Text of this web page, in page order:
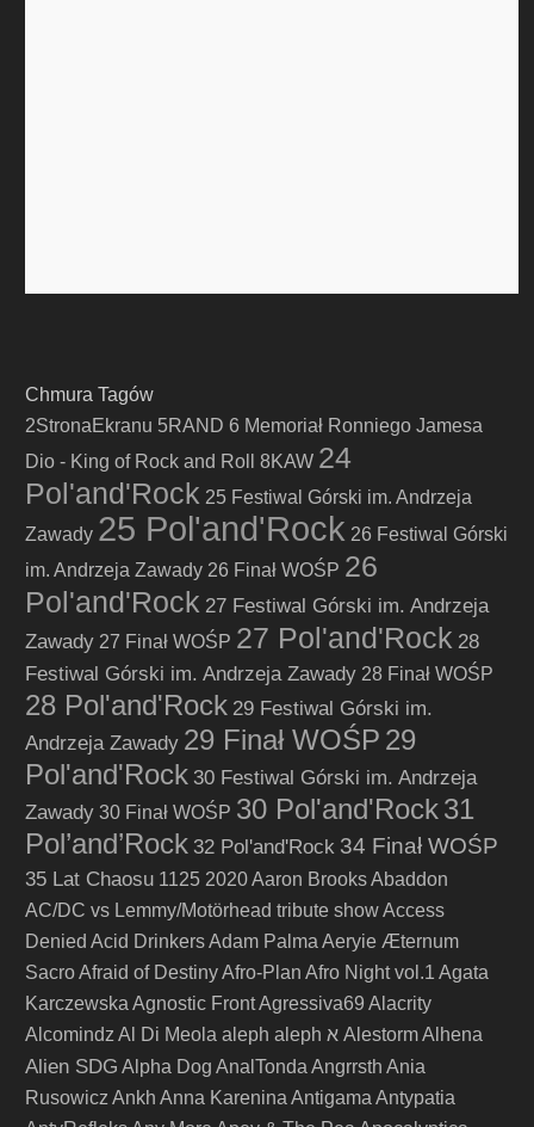
Chmura Tagów
2StronaEkranu 5RAND 6 Memoriał Ronniego Jamesa
Dio - King of Rock and Roll
8KAW 24
Pol'and'Rock 25 Festiwal Górski im. Andrzeja
Zawady 25 Pol'and'Rock 26 Festiwal Górski
im. Andrzeja Zawady 26 Finał WOŚP 26
Pol'and'Rock 27 Festiwal Górski im. Andrzeja
Zawady 27 Finał WOŚP 27 Pol'and'Rock 28
Festiwal Górski im. Andrzeja Zawady 28 Finał WOŚP
28 Pol'and'Rock 29 Festiwal Górski im.
Andrzeja Zawady 29 Finał WOŚP 29
Pol'and'Rock 30 Festiwal Górski im. Andrzeja
Zawady 30 Finał WOŚP 30 Pol'and'Rock31
Pol’and’Rock 32 Pol'and'Rock 34 Finał WOŚP
35 Lat Chaosu 1125 2020Aaron BrooksAbaddon
AC/DC vs Lemmy/Motörhead tribute showAccess
Denied Acid DrinkersAdam Palma Aeryie Æternum
SacroAfraid of DestinyAfro-Plan Afro Night vol.1 Agata
Karczewska Agnostic FrontAgressiva69 Alacrity
Alcomindz Al Di Meola aleph aleph א AlestormAlhena
Alien SDG Alpha Dog AnalTonda Angrrsth Ania
Rusowicz Ankh Anna Karenina Antigama Antypatia